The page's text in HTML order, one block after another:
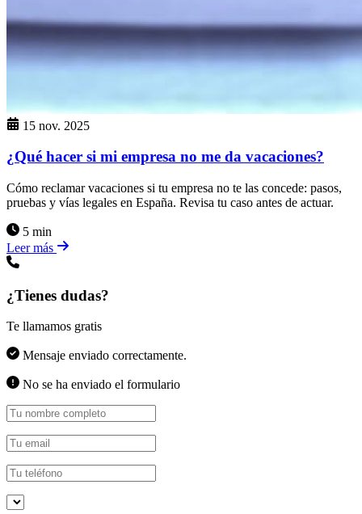
15 nov. 2025
¿Qué hacer si mi empresa no me da vacaciones?
Cómo reclamar vacaciones si tu empresa no te las concede: pasos,
pruebas y vías legales en España. Revisa tu caso antes de actuar.
5 min
Leer más
¿Tienes dudas?
Te llamamos gratis
Mensaje enviado correctamente.
No se ha enviado el formulario